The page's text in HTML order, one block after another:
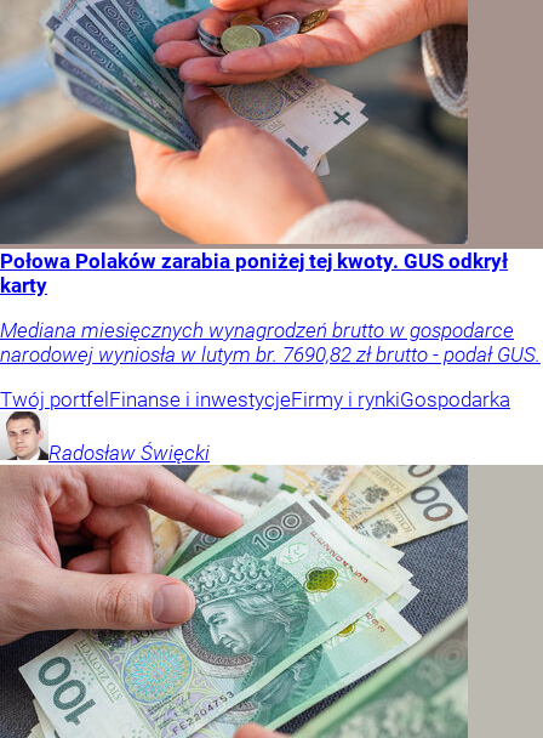
Połowa Polaków zarabia poniżej tej kwoty. GUS odkrył
karty
Mediana miesięcznych wynagrodzeń brutto w gospodarce
narodowej wyniosła w lutym br. 7690,82 zł brutto - podał GUS.
Twój portfelFinanse i inwestycjeFirmy i rynkiGospodarka
Radosław Święcki